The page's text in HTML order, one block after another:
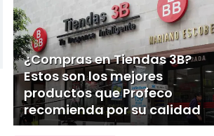
¿Compras en Tiendas 3B?
Estos son los mejores
productos que Profeco
recomienda por su calidad